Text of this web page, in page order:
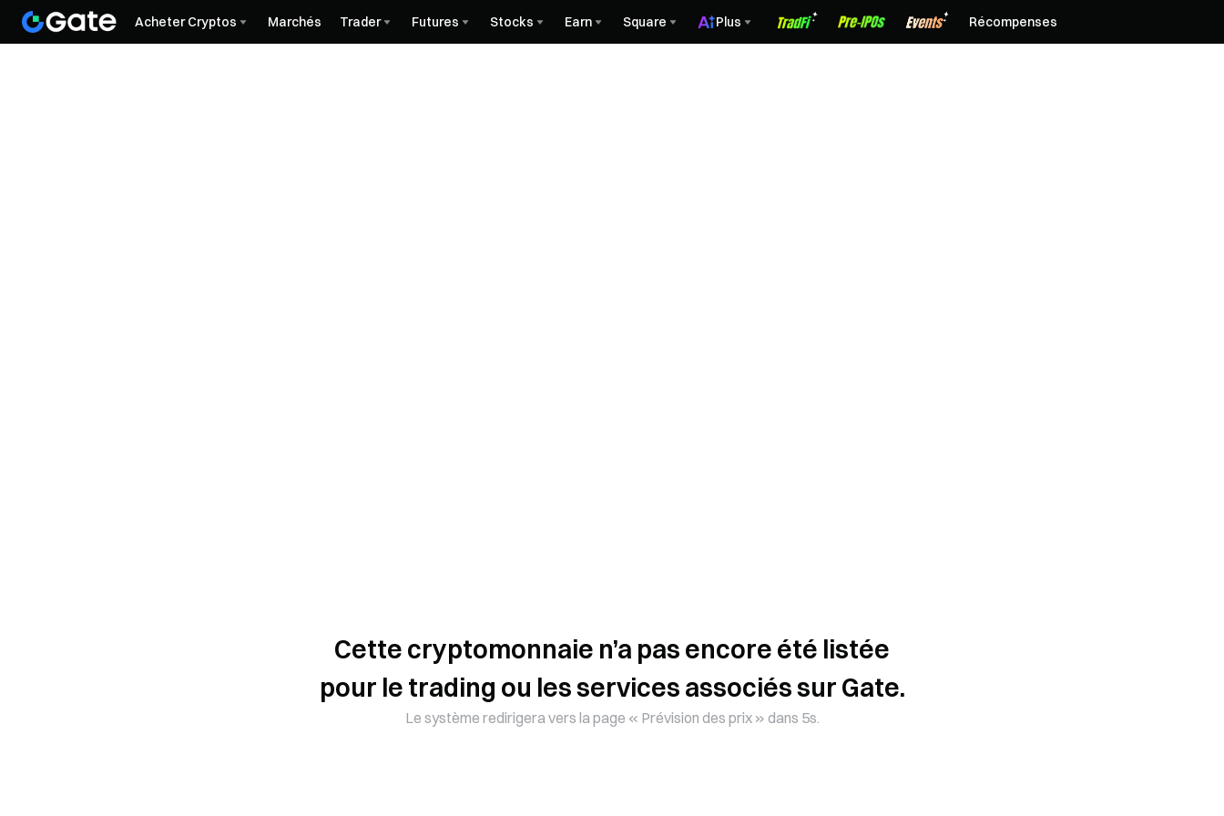
Acheter Cryptos Marchés Trader Futures Stocks Earn Square Plus Récompenses
Cette cryptomonnaie n’a pas encore été listée
pour le trading ou les services associés sur Gate.
Le système redirigera vers la page « Prévision des prix » dans 5s.